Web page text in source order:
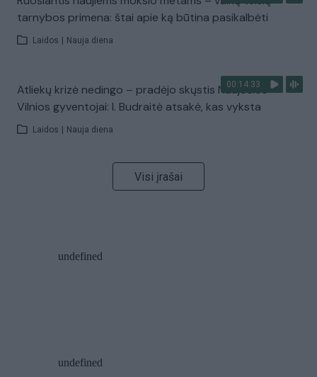
tarnybos primena: štai apie ką būtina pasikalbėti
Laidos Nauja diena
00:14:33
Atliekų krizė nedingo – pradėjo skųstis Naujosios
Vilnios gyventojai: I. Budraitė atsakė, kas vyksta
Laidos Nauja diena
Visi įrašai